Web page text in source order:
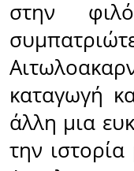
στην
καταγωγή
άλλη μια
την